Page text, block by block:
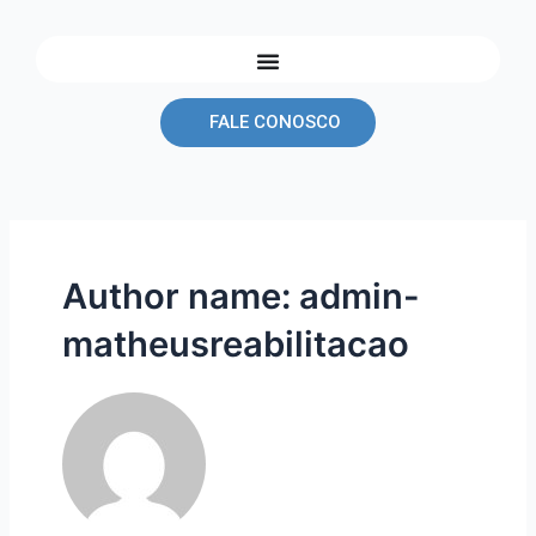
FALE CONOSCO
Author name: admin-
matheusreabilitacao